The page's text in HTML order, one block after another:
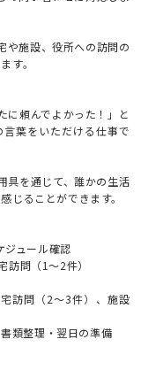
や施設、役所への訪問の
す。
に頼んでよかった！」と
葉をいただける仕事で
具を通じて、誰かの生活
じることができます。
ジュール確認
問（1～2件）
訪問（2～3件）、施設
類整理・翌日の準備